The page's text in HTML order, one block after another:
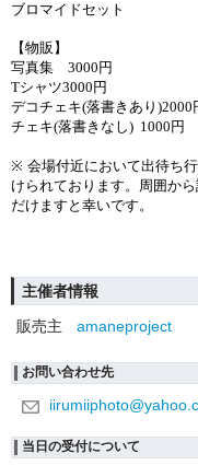
ブロマイドセット
【物販】
写真集 3000円
Tシャツ3000円
デコチェキ(落書きあり)2000
チェキ(落書きなし) 1000円
※ 会場付近において出待ち
けられております。 周囲か
だけますと幸いです。
主催者情報
販売主
amaneproject
お問い合わせ先
当日の受付について